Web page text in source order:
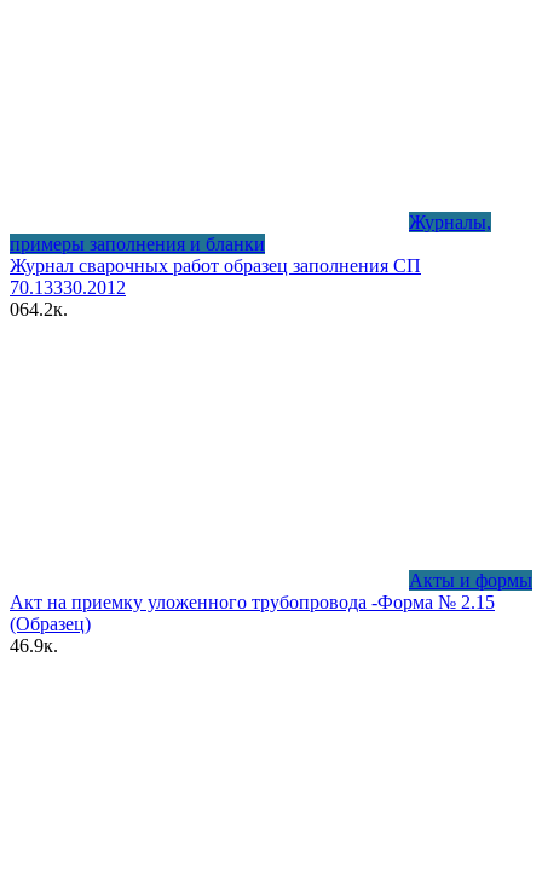
Журналы,
примеры заполнения и бланки
Журнал сварочных работ образец заполнения СП
70.13330.2012
064.2к.
Акты и формы
Акт на приемку уложенного трубопровода -Форма № 2.15
(Образец)
46.9к.